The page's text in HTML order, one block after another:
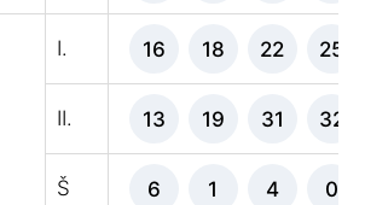
I. 16 18 22 25
II. 13 19 31 32
Š 6 1 4 0